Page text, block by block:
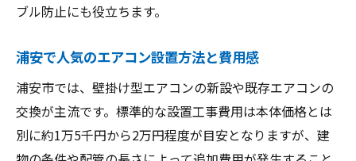
ブル防止にも役立ちます。
浦安で人気のエアコン設置方法と費用感
浦安市では、壁掛け型エアコンの新設や既存エアコンの
交換が主流です。標準的な設置工事費用は本体価格とは
別に約1万5千円から2万円程度が目安となりますが、建